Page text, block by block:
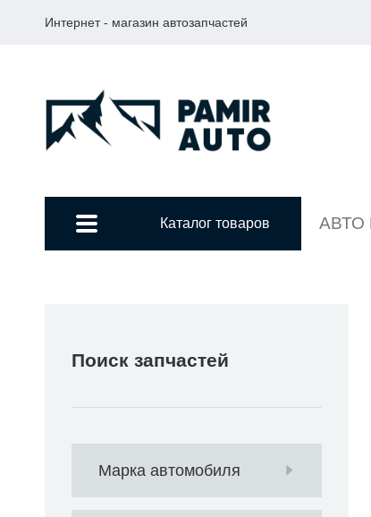
Интернет - магазин автозапчастей
Каталог товаров АВТО
Поиск запчастей
Марка автомобиля